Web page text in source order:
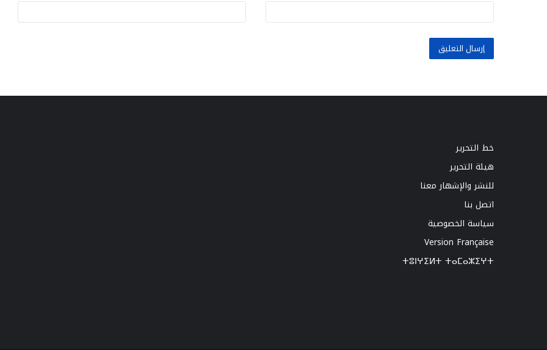
خط التحرير
هيئة التحرير
للنشر والإشهار معنا
اتصل بنا
سياسة الخصوصية
Version Française
ⵜⵓⵏⵖⵉⵍⵜ ⵜⴰⵎⴰⵣⵉⵖⵜ